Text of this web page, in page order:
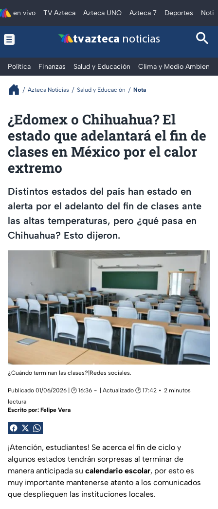
en vivo TV Azteca Azteca UNO Azteca 7 Deportes
tv azteca noticias
Política Finanzas Salud y Educación Clima y Medio Ambiente
Azteca Noticias Salud y Educación Nota
¿Edomex o Chihuahua? El
estado que adelantará el fin de
clases en México por el calor
extremo
Distintos estados del país han estado en
alerta por el adelanto del fin de clases ante
las altas temperaturas, pero ¿qué pasa en
Chihuahua? Esto dijeron.
¿Cuándo terminan las clases?|Redes sociales.
Publicado 01/06/2026 | 🕑 16:36 | Actualizado 🕑 17:42
2 minutos
lectura
Escrito por: Felipe Vera
¡Atención, estudiantes! Se acerca el fin de ciclo y
algunos estados tendrán sorpresas al terminar de
manera anticipada su calendario escolar, por esto es
muy importante mantenerse atento a los comunicados
que desplieguen las instituciones locales.